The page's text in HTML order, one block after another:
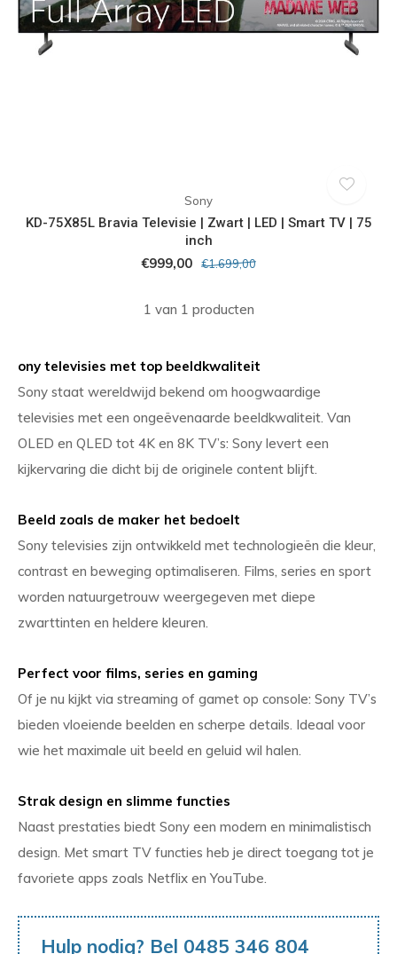
Sony
KD-75X85L Bravia Televisie | Zwart | LED | Smart TV | 75
inch
€999,00 €1.699,00
1 van 1 producten
ony televisies met top beeldkwaliteit
Sony staat wereldwijd bekend om hoogwaardige
televisies met een ongeëvenaarde beeldkwaliteit. Van
OLED en QLED tot 4K en 8K TV’s: Sony levert een
kijkervaring die dicht bij de originele content blijft.
Beeld zoals de maker het bedoelt
Sony televisies zijn ontwikkeld met technologieën die kleur,
contrast en beweging optimaliseren. Films, series en sport
worden natuurgetrouw weergegeven met diepe
zwarttinten en heldere kleuren.
Perfect voor films, series en gaming
Of je nu kijkt via streaming of gamet op console: Sony TV’s
bieden vloeiende beelden en scherpe details. Ideaal voor
wie het maximale uit beeld en geluid wil halen.
Strak design en slimme functies
Naast prestaties biedt Sony een modern en minimalistisch
design. Met smart TV functies heb je direct toegang tot je
favoriete apps zoals Netflix en YouTube.
Hulp nodig? Bel 0485 346 804